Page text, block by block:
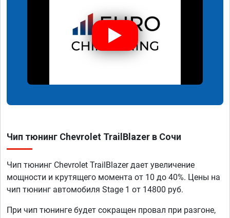
Чип тюнинг Chevrolet TrailBlazer в Сочи
Чип тюнинг Chevrolet TrailBlazer дает увеличение
мощности и крутящего момента от 10 до 40%. Цены на
чип тюнинг автомобиля Stage 1 от 14800 руб.
При чип тюнинге будет сокращен провал при разгоне,